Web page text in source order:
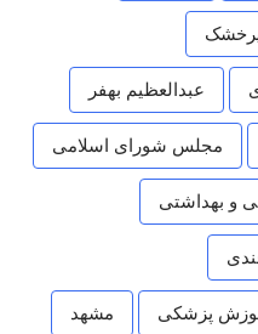
عبدالعظیم بهفر
مجلس شورای اسلامی
و بهداشتی
پزشکی مشهد